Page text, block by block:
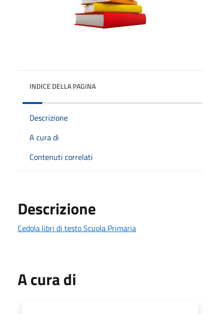
INDICE DELLA PAGINA
Descrizione
A cura di
Contenuti correlati
Descrizione
Cedola libri di testo Scuola Primaria
A cura di